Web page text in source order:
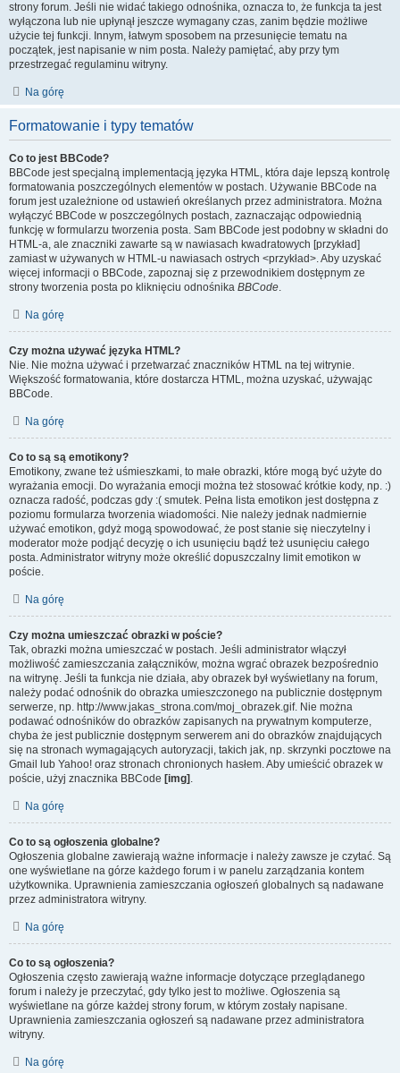
strony forum. Jeśli nie widać takiego odnośnika, oznacza to, że funkcja ta jest
wyłączona lub nie upłynął jeszcze wymagany czas, zanim będzie możliwe
użycie tej funkcji. Innym, łatwym sposobem na przesunięcie tematu na
początek, jest napisanie w nim posta. Należy pamiętać, aby przy tym
przestrzegać regulaminu witryny.
Na górę
Formatowanie i typy tematów
Co to jest BBCode?
BBCode jest specjalną implementacją języka HTML, która daje lepszą kontrolę
formatowania poszczególnych elementów w postach. Używanie BBCode na
forum jest uzależnione od ustawień określanych przez administratora. Można
wyłączyć BBCode w poszczególnych postach, zaznaczając odpowiednią
funkcję w formularzu tworzenia posta. Sam BBCode jest podobny w składni do
HTML-a, ale znaczniki zawarte są w nawiasach kwadratowych [przykład]
zamiast w używanych w HTML-u nawiasach ostrych <przykład>. Aby uzyskać
więcej informacji o BBCode, zapoznaj się z przewodnikiem dostępnym ze
strony tworzenia posta po kliknięciu odnośnika BBCode.
Na górę
Czy można używać języka HTML?
Nie. Nie można używać i przetwarzać znaczników HTML na tej witrynie.
Większość formatowania, które dostarcza HTML, można uzyskać, używając
BBCode.
Na górę
Co to są są emotikony?
Emotikony, zwane też uśmieszkami, to małe obrazki, które mogą być użyte do
wyrażania emocji. Do wyrażania emocji można też stosować krótkie kody, np. :)
oznacza radość, podczas gdy :( smutek. Pełna lista emotikon jest dostępna z
poziomu formularza tworzenia wiadomości. Nie należy jednak nadmiernie
używać emotikon, gdyż mogą spowodować, że post stanie się nieczytelny i
moderator może podjąć decyzję o ich usunięciu bądź też usunięciu całego
posta. Administrator witryny może określić dopuszczalny limit emotikon w
poście.
Na górę
Czy można umieszczać obrazki w poście?
Tak, obrazki można umieszczać w postach. Jeśli administrator włączył
możliwość zamieszczania załączników, można wgrać obrazek bezpośrednio
na witrynę. Jeśli ta funkcja nie działa, aby obrazek był wyświetlany na forum,
należy podać odnośnik do obrazka umieszczonego na publicznie dostępnym
serwerze, np. http://www.jakas_strona.com/moj_obrazek.gif. Nie można
podawać odnośników do obrazków zapisanych na prywatnym komputerze,
chyba że jest publicznie dostępnym serwerem ani do obrazków znajdujących
się na stronach wymagających autoryzacji, takich jak, np. skrzynki pocztowe na
Gmail lub Yahoo! oraz stronach chronionych hasłem. Aby umieścić obrazek w
poście, użyj znacznika BBCode [img] .
Na górę
Co to są ogłoszenia globalne?
Ogłoszenia globalne zawierają ważne informacje i należy zawsze je czytać. Są
one wyświetlane na górze każdego forum i w panelu zarządzania kontem
użytkownika. Uprawnienia zamieszczania ogłoszeń globalnych są nadawane
przez administratora witryny.
Na górę
Co to są ogłoszenia?
Ogłoszenia często zawierają ważne informacje dotyczące przeglądanego
forum i należy je przeczytać, gdy tylko jest to możliwe. Ogłoszenia są
wyświetlane na górze każdej strony forum, w którym zostały napisane.
Uprawnienia zamieszczania ogłoszeń są nadawane przez administratora
witryny.
Na górę